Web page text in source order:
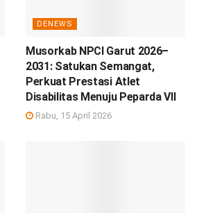
DENEWS
Musorkab NPCI Garut 2026–
2031: Satukan Semangat,
Perkuat Prestasi Atlet
Disabilitas Menuju Peparda VII
Rabu, 15 April 2026